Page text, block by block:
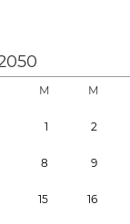
M M
1 2
8 9
15 16